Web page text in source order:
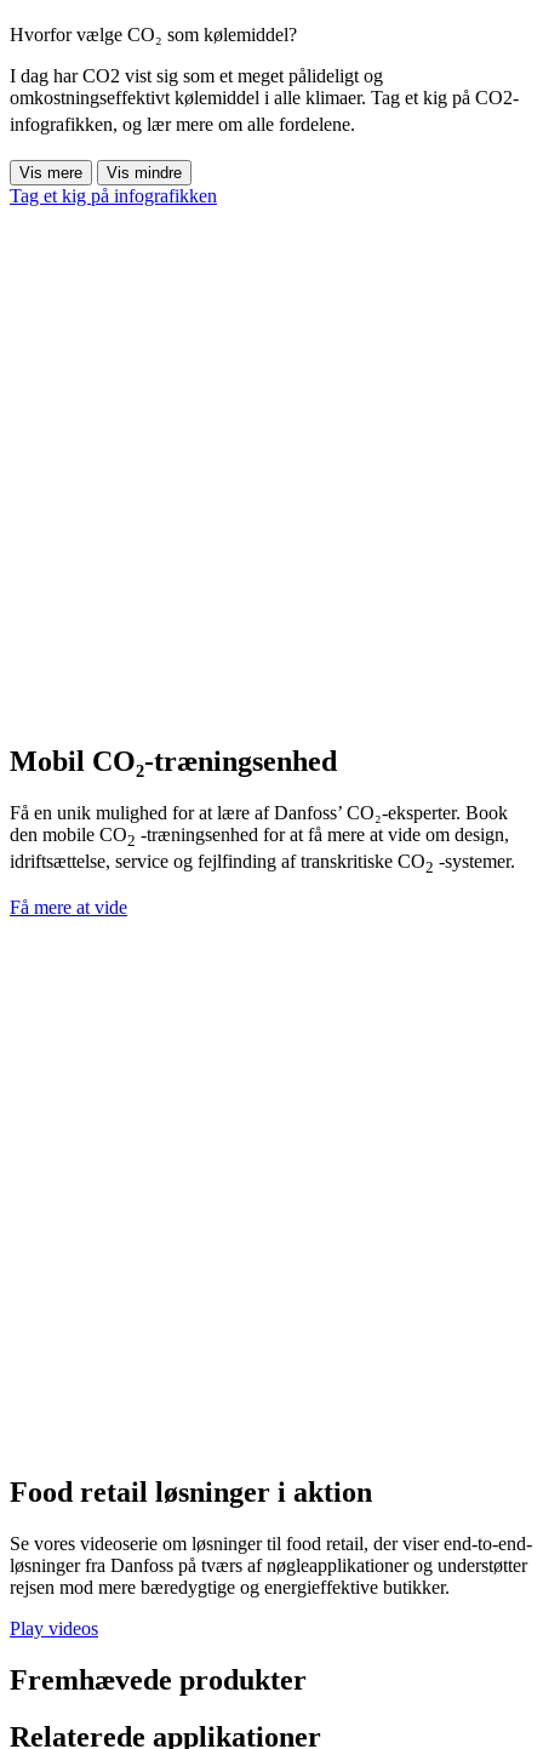
Hvorfor vælge CO₂ som kølemiddel?
I dag har CO2 vist sig som et meget pålideligt og
omkostningseffektivt kølemiddel i alle klimaer. Tag et kig på CO2-
infografikken, og lær mere om alle fordelene.
Vis mere Vis mindre
Tag et kig på infografikken
Mobil CO₂-træningsenhed
Få en unik mulighed for at lære af Danfoss’ CO₂-eksperter. Book
den mobile CO2 -træningsenhed for at få mere at vide om design,
idriftsættelse, service og fejlfinding af transkritiske CO2 -systemer.
Få mere at vide
Food retail løsninger i aktion
Se vores videoserie om løsninger til food retail, der viser end-to-end-
løsninger fra Danfoss på tværs af nøgleapplikationer og understøtter
rejsen mod mere bæredygtige og energieffektive butikker.
Play videos
Fremhævede produkter
Relaterede applikationer